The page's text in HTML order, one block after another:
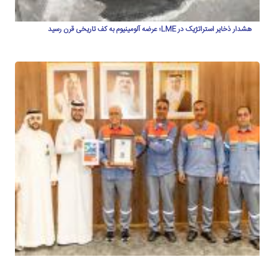
هشدار ذخایر استراتژیک در LME؛ عرضه آلومینیوم به کف تاریخی قرن رسید